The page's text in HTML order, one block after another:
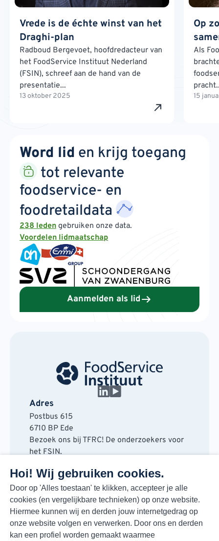
Hoi! Wij gebruiken cookies.
Door op 'Alles toestaan' te klikken, accepteer je alle
cookies (en vergelijkbare technieken) op onze website.
Hiermee kunnen wij en derden jouw internetgedrag op
onze website volgen en verwerken. Door ons en derden
kan een profiel worden gemaakt waarmee
Vrede is de échte winst van het
Draghi-plan
Radboud Bergevoet, hoofdredacteur van
het FoodService Instituut Nederland
(FSIN), schreef aan de hand van de
presentatie...
13 oktober 2025
Op
Als
15
Word lid en krijg toegang
tot relevante
foodservice- en
foodretaildata
238 leden gebruiken onze data.
Voordelen lidmaatschap
Aanmelden als lid
Adres
Postbus 615
6710 BP Ede
Bezoek ons bij TFRC! De onderzoekers voor
het FSIN.
6717 LT Ede
Contact
088 730 48 00
info@fsin.nl
Nieuwsbrief
Elke maand de beste insights en outlooks